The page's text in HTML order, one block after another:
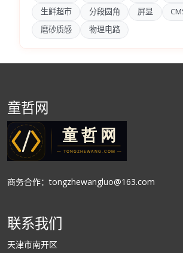
生鲜超市
分段圆角 屏显
磨砂质感
物理电路
童哲网
商务合作：tongzhewangluo@163.com
联系我们
天津市南开区